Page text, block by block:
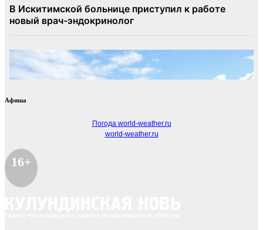
Афиша
Погода world-weather.ru
world-weather.ru
16+